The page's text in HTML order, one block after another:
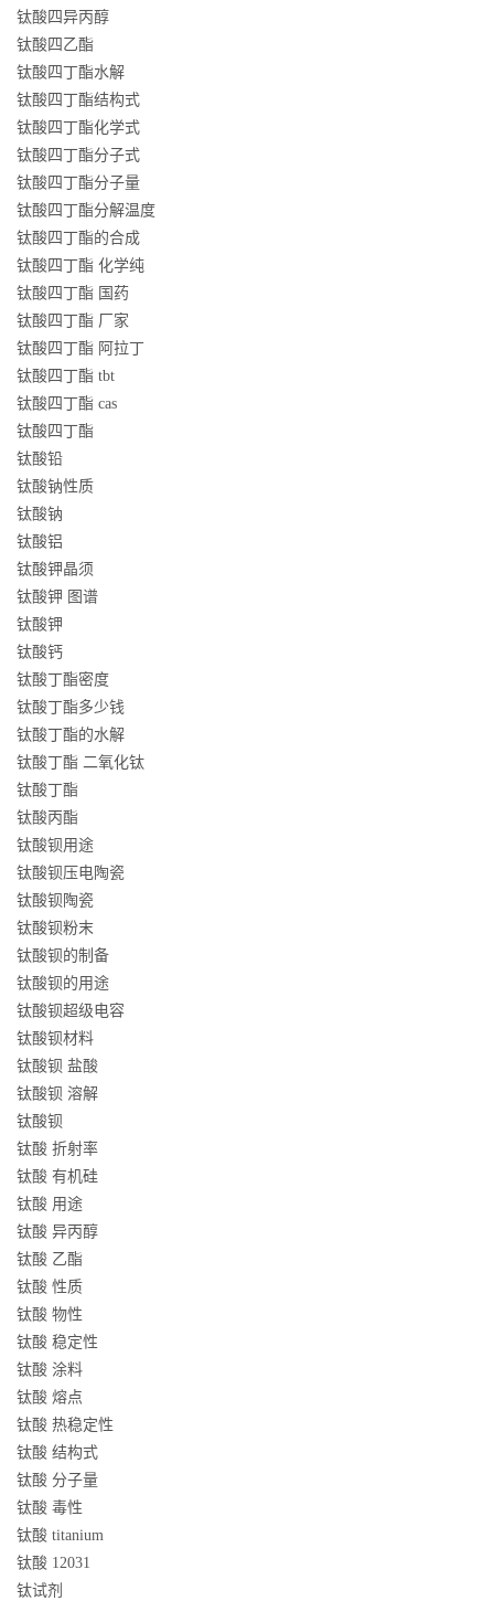
钛酸四异丙醇
钛酸四乙酯
钛酸四丁酯水解
钛酸四丁酯结构式
钛酸四丁酯化学式
钛酸四丁酯分子式
钛酸四丁酯分子量
钛酸四丁酯分解温度
钛酸四丁酯的合成
钛酸四丁酯 化学纯
钛酸四丁酯 国药
钛酸四丁酯 厂家
钛酸四丁酯 阿拉丁
钛酸四丁酯 tbt
钛酸四丁酯 cas
钛酸四丁酯
钛酸铅
钛酸钠性质
钛酸钠
钛酸铝
钛酸钾晶须
钛酸钾 图谱
钛酸钾
钛酸钙
钛酸丁酯密度
钛酸丁酯多少钱
钛酸丁酯的水解
钛酸丁酯 二氧化钛
钛酸丁酯
钛酸丙酯
钛酸钡用途
钛酸钡压电陶瓷
钛酸钡陶瓷
钛酸钡粉末
钛酸钡的制备
钛酸钡的用途
钛酸钡超级电容
钛酸钡材料
钛酸钡 盐酸
钛酸钡 溶解
钛酸钡
钛酸 折射率
钛酸 有机硅
钛酸 用途
钛酸 异丙醇
钛酸 乙酯
钛酸 性质
钛酸 物性
钛酸 稳定性
钛酸 涂料
钛酸 熔点
钛酸 热稳定性
钛酸 结构式
钛酸 分子量
钛酸 毒性
钛酸 titanium
钛酸 12031
钛试剂